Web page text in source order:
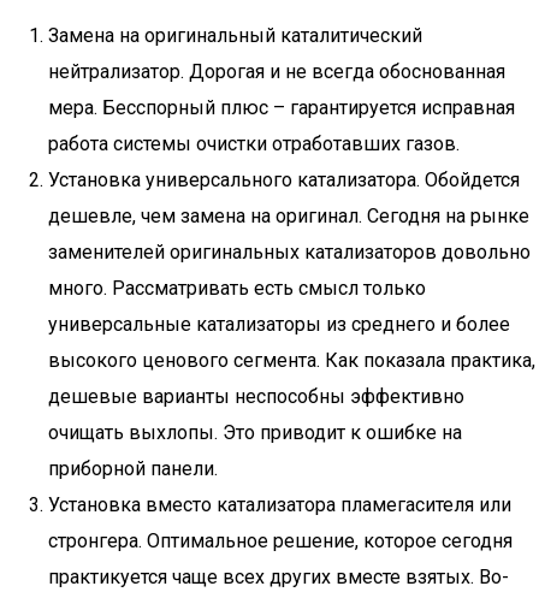
Замена на оригинальный каталитический
нейтрализатор. Дорогая и не всегда обоснованная
мера. Бесспорный плюс – гарантируется исправная
работа системы очистки отработавших газов.
Установка универсального катализатора. Обойдется
дешевле, чем замена на оригинал. Сегодня на рынке
заменителей оригинальных катализаторов довольно
много. Рассматривать есть смысл только
универсальные катализаторы из среднего и более
высокого ценового сегмента. Как показала практика,
дешевые варианты неспособны эффективно
очищать выхлопы. Это приводит к ошибке на
приборной панели.
Установка вместо катализатора пламегасителя или
стронгера. Оптимальное решение, которое сегодня
практикуется чаще всех других вместе взятых. Во-